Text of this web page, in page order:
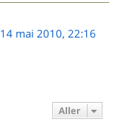
14 mai 2010, 22:16
Aller